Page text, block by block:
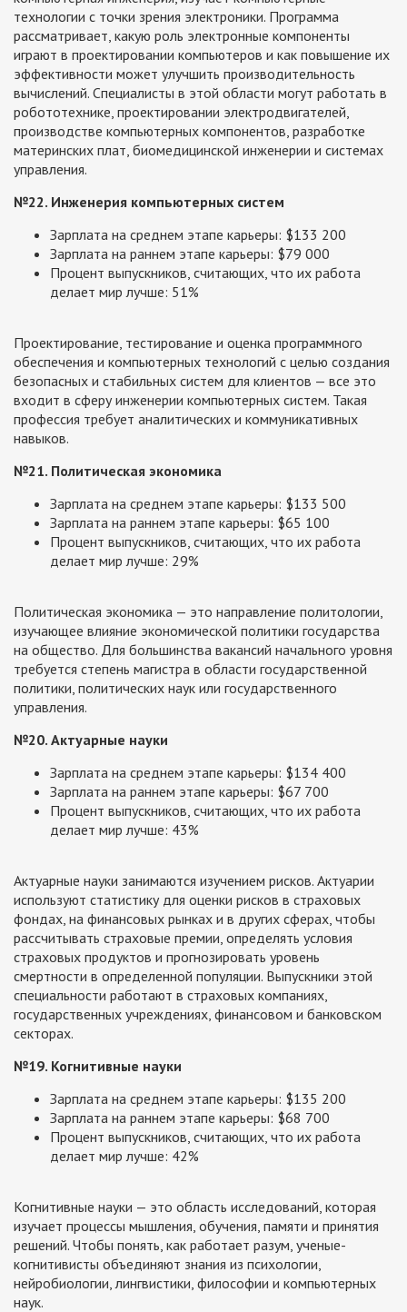
технологии с точки зрения электроники. Программа
рассматривает, какую роль электронные компоненты
играют в проектировании компьютеров и как повышение их
эффективности может улучшить производительность
вычислений. Специалисты в этой области могут работать в
робототехнике, проектировании электродвигателей,
производстве компьютерных компонентов, разработке
материнских плат, биомедицинской инженерии и системах
управления.
№22. Инженерия компьютерных систем
Зарплата на среднем этапе карьеры: $133 200
Зарплата на раннем этапе карьеры: $79 000
Процент выпускников, считающих, что их работа
делает мир лучше: 51%
Проектирование, тестирование и оценка программного
обеспечения и компьютерных технологий с целью создания
безопасных и стабильных систем для клиентов — все это
входит в сферу инженерии компьютерных систем. Такая
профессия требует аналитических и коммуникативных
навыков.
№21. Политическая экономика
Зарплата на среднем этапе карьеры: $133 500
Зарплата на раннем этапе карьеры: $65 100
Процент выпускников, считающих, что их работа
делает мир лучше: 29%
Политическая экономика — это направление политологии,
изучающее влияние экономической политики государства
на общество. Для большинства вакансий начального уровня
требуется степень магистра в области государственной
политики, политических наук или государственного
управления.
№20. Актуарные науки
Зарплата на среднем этапе карьеры: $134 400
Зарплата на раннем этапе карьеры: $67 700
Процент выпускников, считающих, что их работа
делает мир лучше: 43%
Актуарные науки занимаются изучением рисков. Актуарии
используют статистику для оценки рисков в страховых
фондах, на финансовых рынках и в других сферах, чтобы
рассчитывать страховые премии, определять условия
страховых продуктов и прогнозировать уровень
смертности в определенной популяции. Выпускники этой
специальности работают в страховых компаниях,
государственных учреждениях, финансовом и банковском
секторах.
№19. Когнитивные науки
Зарплата на среднем этапе карьеры: $135 200
Зарплата на раннем этапе карьеры: $68 700
Процент выпускников, считающих, что их работа
делает мир лучше: 42%
Когнитивные науки — это область исследований, которая
изучает процессы мышления, обучения, памяти и принятия
решений. Чтобы понять, как работает разум, ученые-
когнитивисты объединяют знания из психологии,
нейробиологии, лингвистики, философии и компьютерных
наук.